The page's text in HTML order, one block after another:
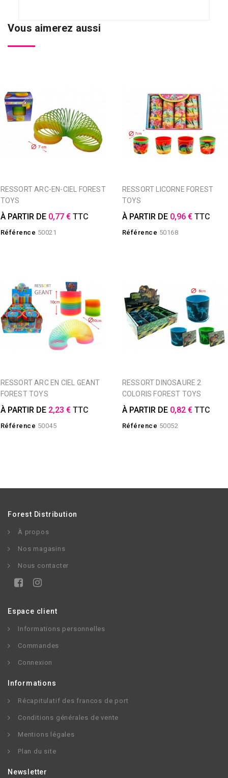
Vous aimerez aussi
RESSORT ARC-EN-CIEL FOREST
TOYS
À PARTIR DE 0,77 € TTC
Référence 50021
RESSORT LICORNE FOREST
TOYS
À PARTIR DE 0,96 € TTC
Référence 50168
RESSORT ARC EN CIEL GEANT
FOREST TOYS
À PARTIR DE 2,23 € TTC
Référence 50045
RESSORT DINOSAURE 2
COLORIS FOREST TOYS
À PARTIR DE 0,82 € TTC
Référence 50052
Forest Distribution
À propos
Nos magasins
Nous contacter
Espace client
Informations personnelles
Commandes
Connexion
Informations
Récapitulatif des francos de port
Conditions générales de vente
Mentions légales
Plan du site
Newsletter